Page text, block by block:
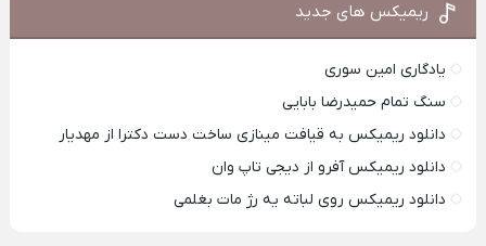
ریمیکس های جدید
یادگاری امین سوری
سنگ تمام حمیدرضا بابایی
دانلود ریمیکس به قیافت مینازی ساخت دست دکترا از مهدیار
دانلود ریمیکس آفرو از ديجی تاپ وان
دانلود ریمیکس روی لباته یه رژ مات بغلمی